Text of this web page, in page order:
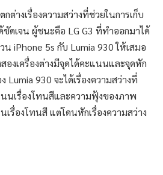
างเรื่องความสว่างที่ช่วยในการเก็บ
ชัดเจน ผู้ชนะคือ LG G3 ที่ทำออกมาได้
น iPhone 5s กับ Lumia 930 ให้เสมอ
องเครื่องต่างมีจุดได้คะแนนและจุดหัก
930 จะได้เรื่องความสว่างที่
นเรื่องโทนสีและความฟุ้งของภาพ
รื่องโทนสี แต่โดนหักเรื่องความสว่าง